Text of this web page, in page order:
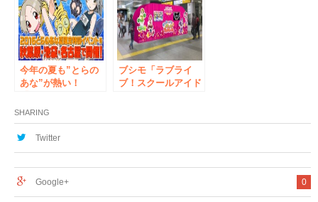
ズ」原画展の開催が
決定！ 2016年12月
31日(土)からスター
ト！
特設会場』開催決
定！
今年の夏も”とらの
あな”が熱い！
限定特設イベント」
を、秋葉原・池袋・
名古屋で開催！
ブシモ「ラブライ
ブ！スクールアイド
な画面でスクフェス
SHARING
Twitter
0
Google+